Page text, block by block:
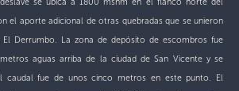
el aporte adicional de otras quebradas que se unieron
Derrumbo. La zona de depósito de escombros fue
aguas arriba de la ciudad de San Vicente y se
caudal fue de unos cinco metros en este punto. El